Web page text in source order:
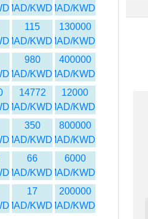
MAD/KWD
MAD/KWD
130000
MAD/KWD
115
MAD/KWD
400000
MAD/KWD
980
MAD/KWD
12000
MAD/KWD
14772
MAD/KWD
800000
MAD/KWD
350
MAD/KWD
6000
MAD/KWD
66
MAD/KWD
200000
MAD/KWD
17
MAD/KWD